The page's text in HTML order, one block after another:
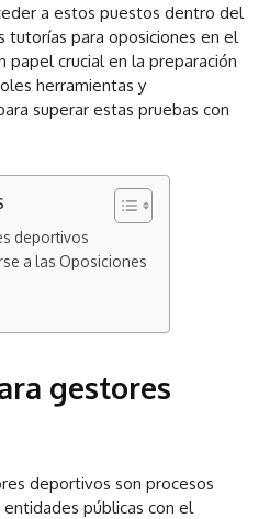
a estos puestos dentro del
tutorías para oposiciones en el
crucial en la preparación
herramientas y
superar estas pruebas con
deportivos
a las Oposiciones
gestores
deportivos son procesos
públicas con el